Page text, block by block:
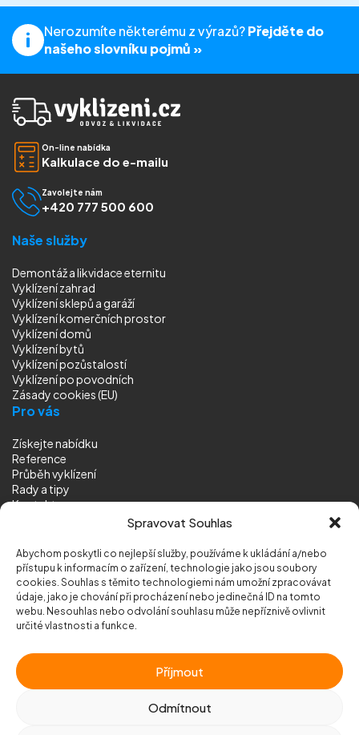
Spravovat Souhlas
Abychom poskytli co nejlepší služby, používáme k ukládání a/nebo
přístupu k informacím o zařízení, technologie jako jsou soubory
cookies. Souhlas s těmito technologiemi nám umožní zpracovávat
údaje, jako je chování při procházení nebo jedinečná ID na tomto
webu. Nesouhlas nebo odvolání souhlasu může nepříznivě ovlivnit
určité vlastnosti a funkce.
Příjmout
Odmítnout
Nerozumíte některému z výrazů?Přejděte do
našeho slovníku pojmů »
On-line nabídka
Kalkulace do e-mailu
Zavolejte nám
+420 777 500 600
Naše služby
Demontáž a likvidace eternitu
Vyklízení zahrad
Vyklízení sklepů a garáží
Vyklízení komerčních prostor
Vyklízení domů
Vyklízení bytů
Vyklízení pozůstalostí
Vyklízenípo povodních
Zásady cookies (EU)
Pro vás
Získejte nabídku
Reference
Průběh vyklízení
Rady a tipy
Kontakt
© 2026 Vyklizeni.cz (mapa stránek)
Chráněno služboureCAPTCHA